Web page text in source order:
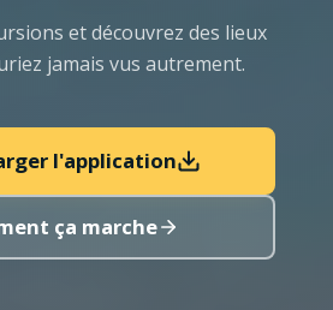
et découvrez des lieux
jamais vus autrement.
l'application
ça marche